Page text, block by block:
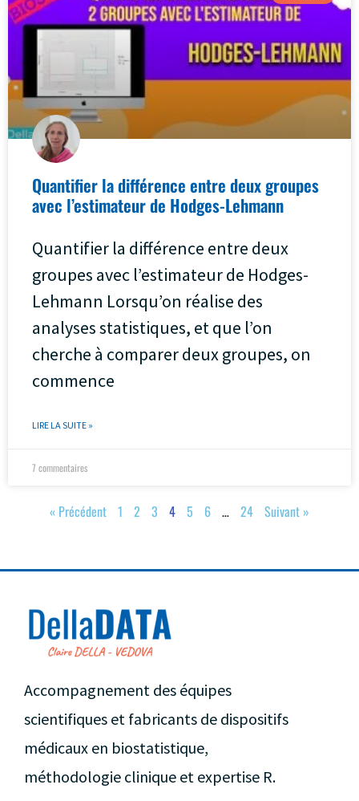
Quantifier la différence entre deux groupes
avec l’estimateur de Hodges-Lehmann
Quantifier la différence entre deux
groupes avec l’estimateur de Hodges-
Lehmann Lorsqu’on réalise des
analyses statistiques, et que l’on
cherche à comparer deux groupes, on
commence
LIRE LA SUITE »
7 commentaires
« Précédent 1 2 3 4 5 6 … 24 Suivant »
Accompagnement des équipes
scientifiques et fabricants de dispositifs
médicaux en biostatistique,
méthodologie clinique et expertise R.